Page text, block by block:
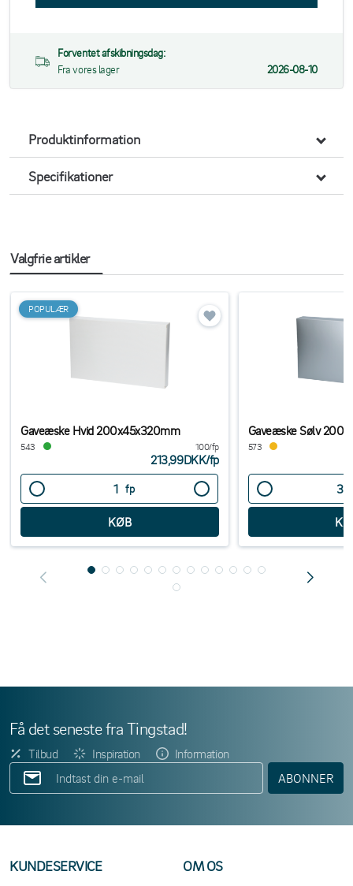
Forventet afskibningsdag:
Fra vores lager
2026-08-10
Produktinformation
Specifikationer
Valgfrie artikler
POPULÆR
Gaveæske Hvid 200x45x320mm
543 100/fp
213,99DKK/fp
fp
Gaveæske Sølv
573
Få det seneste fra Tingstad!
Tilbud Inspiration
Information
ABONNER
KUNDESERVICE
OM OS